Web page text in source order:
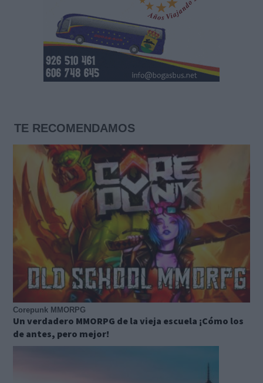
TE RECOMENDAMOS
Corepunk MMORPG
Un verdadero MMORPG de la vieja escuela ¡Cómo los
de antes, pero mejor!